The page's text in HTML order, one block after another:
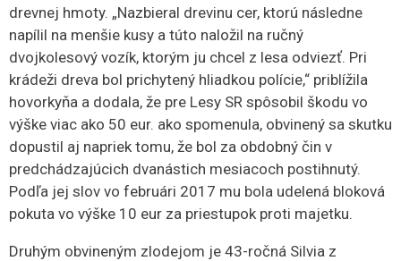
drevnej hmoty. „Nazbieral drevinu cer, ktorú následne
napílil na menšie kusy a túto naložil na ručný
dvojkolesový vozík, ktorým ju chcel z lesa odviezť. Pri
krádeži dreva bol prichytený hliadkou polície,“ priblížila
hovorkyňa a dodala, že pre Lesy SR spôsobil škodu vo
výške viac ako 50 eur. ako spomenula, obvinený sa skutku
dopustil aj napriek tomu, že bol za obdobný čin v
predchádzajúcich dvanástich mesiacoch postihnutý.
Podľa jej slov vo februári 2017 mu bola udelená bloková
pokuta vo výške 10 eur za priestupok proti majetku.
Druhým obvineným zlodejom je 43-ročná Silvia z